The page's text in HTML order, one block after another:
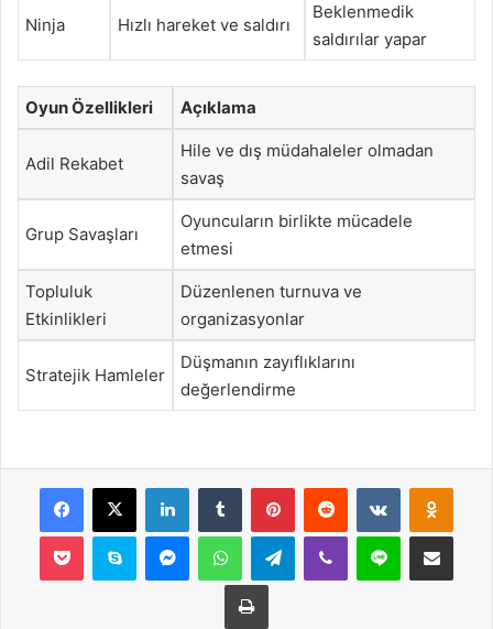
Ninja Hızlı hareket ve saldırı
Beklenmedik
saldırılar yapar
Oyun Özellikleri Açıklama
Adil Rekabet
Hile ve dış müdahaleler olmadan
savaş
Grup Savaşları
Oyuncuların birlikte mücadele
etmesi
Topluluk
Etkinlikleri
Düzenlenen turnuva ve
organizasyonlar
Stratejik Hamleler
Düşmanın zayıflıklarını
değerlendirme
Facebook
X LinkedInTumblr PinterestReddit VKontakte
Pocket Skype MessengerWhatsAppTelegramViber Line E-Posta ile
Yazdır